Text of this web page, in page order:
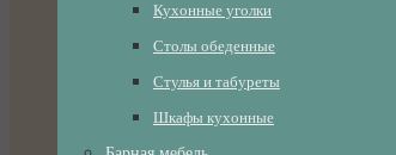
Кухонные уголки
Столы обеденные
Стулья и табуреты
Шкафы кухонные